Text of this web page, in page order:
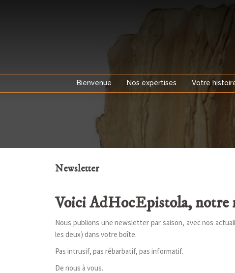
Bienvenue Nos expertises Votre
Newsletter
Voici AdHocEpistola, notre
Nous publions une newsletter par saison, avec nos
les deux) dans votre boîte.
Pas intrusif, pas rébarbatif, pas informatif.
De nous à vous.